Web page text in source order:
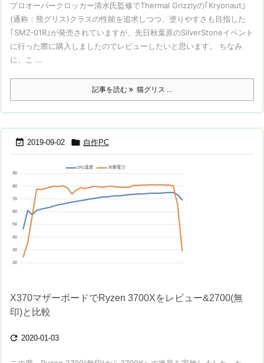
プロオーバークロッカー清水氏監修でThermal Grizzlyの｢Kryonaut｣
(通称：熊グリス)クラスの性能を追求しつつ、塗りやすさも目指した
｢SMZ-01R｣が発売されていますが、先日秋葉原のSilverStoneイベント
に行った際に購入しましたのでレビューしたいと思います。 ちなみ
に、こ ...
記事を読む 猫グリス ...
 2019-09-02  自作PC
X370マザーボードでRyzen 3700Xをレビュー&2700(無
印)と比較
 2020-01-03